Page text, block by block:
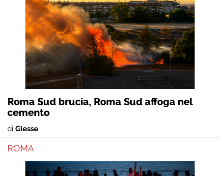
Roma Sud brucia, Roma Sud affoga nel
cemento
di Giesse
ROMA